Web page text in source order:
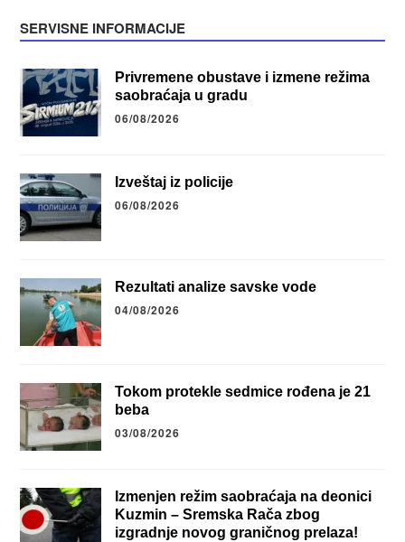
SERVISNE INFORMACIJE
Privremene obustave i izmene režima
saobraćaja u gradu
06/08/2026
Izveštaj iz policije
06/08/2026
Rezultati analize savske vode
04/08/2026
Tokom protekle sedmice rođena je 21
beba
03/08/2026
Izmenjen režim saobraćaja na deonici
Kuzmin – Sremska Rača zbog
izgradnje novog graničnog prelaza!